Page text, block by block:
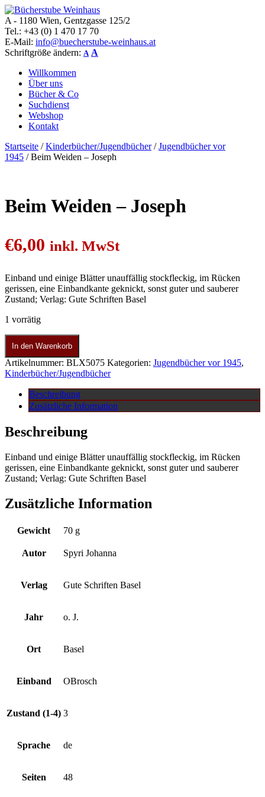
Bücherstube Weinhaus
Verkauf von seltenen antiquarischen und alten, teilweise noch
verlagsneuen Bücher.
A - 1180 Wien, Gentzgasse 125/2
Tel.: +43 (0) 1 470 17 70
E-Mail: info@buecherstube-weinhaus.at
Schriftgröße ändern: A A
Willkommen
Über uns
Bücher & Co
Suchdienst
Webshop
Kontakt
Startseite /Kinderbücher/Jugendbücher/Jugendbücher vor
1945 / Beim Weiden – Joseph
Beim Weiden – Joseph
€6,00 inkl. MwSt
Einband und einige Blätter unauffällig stockfleckig, im Rücken
gerissen, eine Einbandkante geknickt, sonst guter und sauberer
Zustand; Verlag: Gute Schriften Basel
1 vorrätig
In den Warenkorb
Artikelnummer: BLX5075 Kategorien: Jugendbücher vor 1945,
Kinderbücher/Jugendbücher
Beschreibung
Zusätzliche Information
Beschreibung
Einband und einige Blätter unauffällig stockfleckig, im Rücken
gerissen, eine Einbandkante geknickt, sonst guter und sauberer
Zustand; Verlag: Gute Schriften Basel
Zusätzliche Information
Gewicht 70 g
Autor Spyri Johanna
Verlag Gute Schriften Basel
Jahr o. J.
Ort Basel
Einband OBrosch
Zustand (1-4) 3
Sprache de
Seiten 48